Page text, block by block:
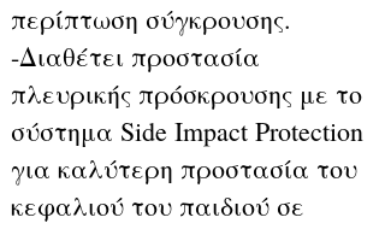
περίπτωση σύγκρουσης.
-Διαθέτει προστασία
πλευρικής πρόσκρουσης με το
σύστημα Side Impact Protection
για καλύτερη προστασία του
κεφαλιού του παιδιού σε